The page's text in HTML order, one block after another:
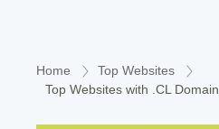
Home
Top Websites
Top Websites with .CL Domain